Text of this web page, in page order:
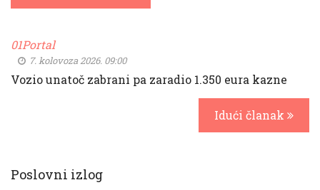
01Portal
7. kolovoza 2026. 09:00
Vozio unatoč zabrani pa zaradio 1.350 eura kazne
Idući članak
Poslovni izlog